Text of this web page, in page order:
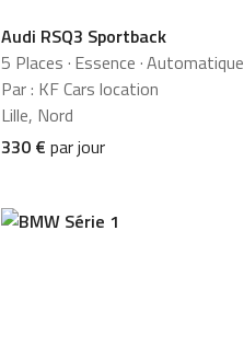
Audi RSQ3 Sportback
5 Places · Essence ·Automatique
Par : KF Cars location
Lille, Nord
330 € par jour